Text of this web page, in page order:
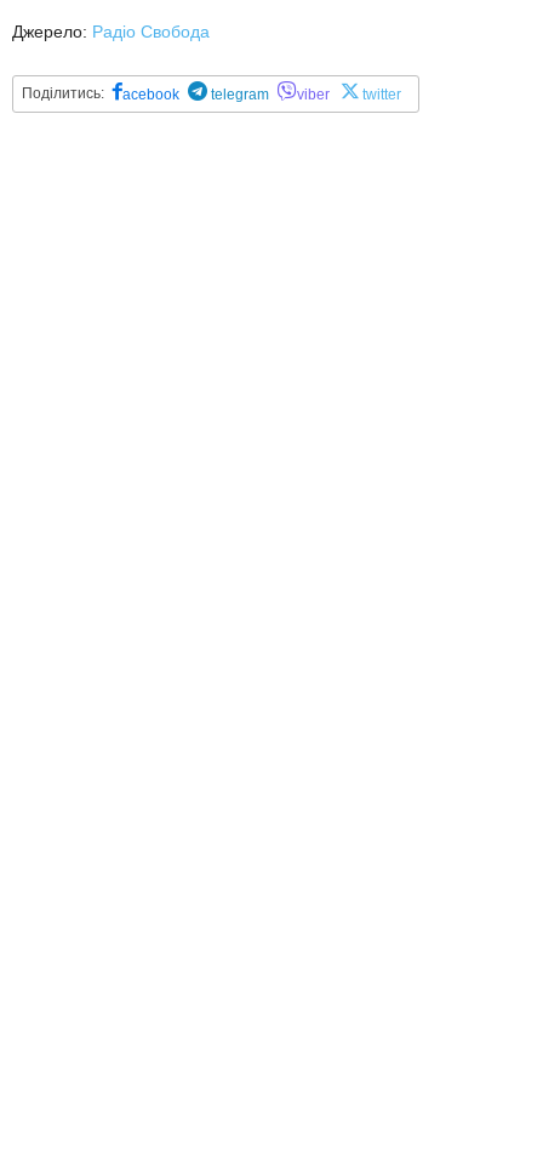
Джерело: Радіо Свобода
Поділитись: acebook telegram viber twitter